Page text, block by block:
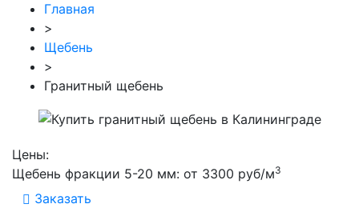
Главная
>
Щебень
>
Гранитный щебень
Цены:
Щебень фракции 5-20 мм: от 3300 руб/м3
Заказать